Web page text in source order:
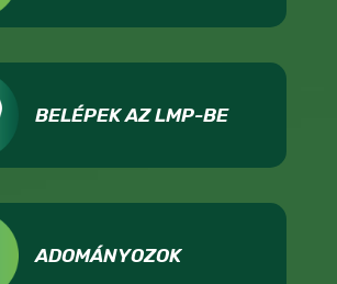
BELÉPEK AZ LMP-BE
ADOMÁNYOZOK